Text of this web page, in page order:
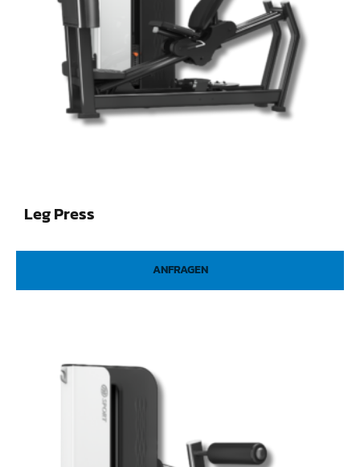
Leg Press
ANFRAGEN